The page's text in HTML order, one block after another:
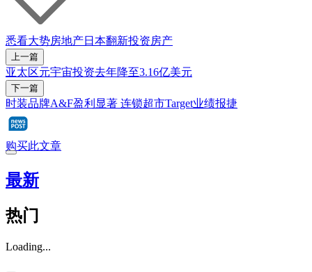
悉看大势房地产日本翻新投资房产
上一篇
亚太区元宇宙投资去年降至3.16亿美元
下一篇
时装品牌A&F盈利显著 连锁超市Target业绩报捷
购买此文章
最新
热门
Loading...